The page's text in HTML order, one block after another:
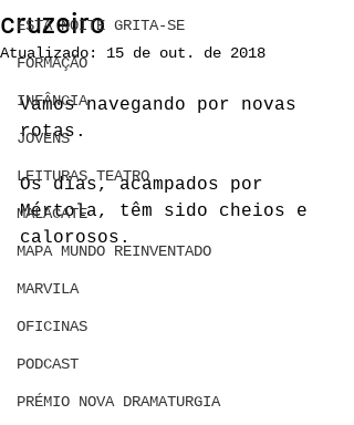
ESTA NOITE GRITA-SE
FORMAÇÃO
INFÂNCIA
JOVENS
LEITURAS TEATRO
MALACATE
MAPA MUNDO REINVENTADO
MARVILA
OFICINAS
PODCAST
PRÉMIO NOVA DRAMATURGIA
cruzeiro
Atualizado: 15 de out. de 2018
Vamos navegando por novas
rotas.
Os dias, acampados por
Mértola, têm sido cheios e
calorosos.